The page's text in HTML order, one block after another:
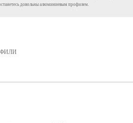
довольны алюминиевым профилем.